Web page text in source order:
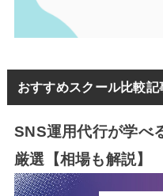
おすすめスクール比較記
SNS運用代行が学べ
厳選【相場も解説】